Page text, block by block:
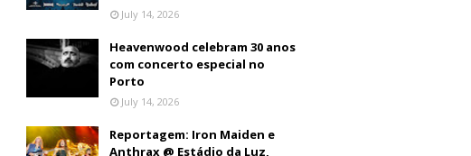
July 14, 2026
Heavenwood celebram 30 anos
com concerto especial no
Porto
July 14, 2026
Reportagem: Iron Maiden e
Anthrax @ Estádio da Luz,